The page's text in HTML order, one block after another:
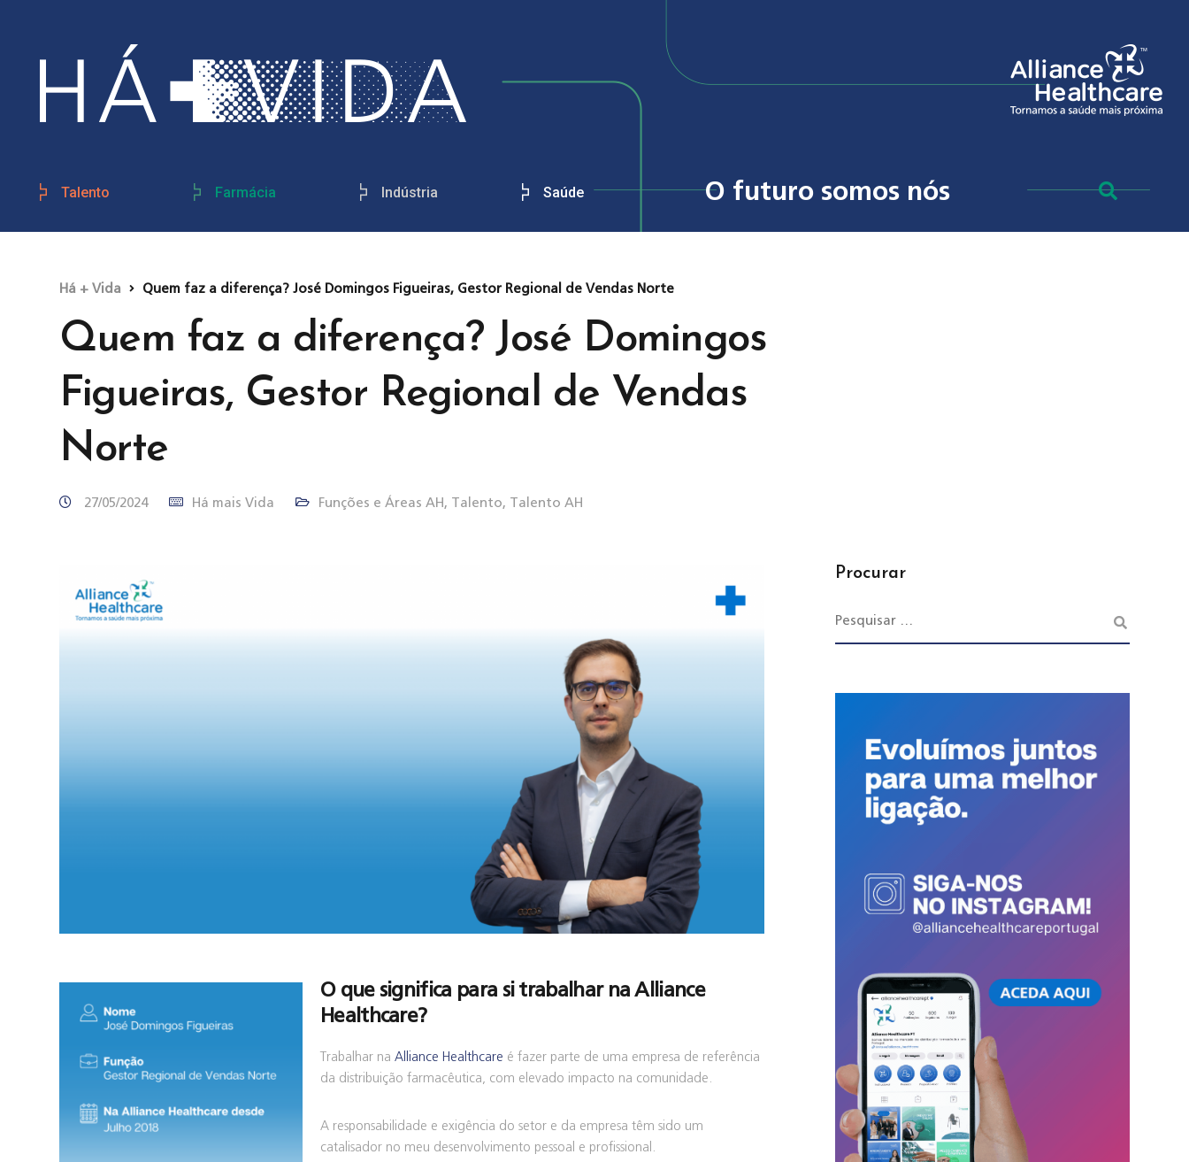
Talento Farmácia Indústria Saúde O futuro somos nós
Há + Vida Quem faz a diferença? José Domingos Figueiras, Gestor Regional de Vendas Norte
Quem faz a diferença? José Domingos
Figueiras, Gestor Regional de Vendas
Norte
27/05/2024 Há mais Vida Funções e Áreas AH , Talento, Talento AH
O que significa para si trabalhar na Alliance
Healthcare?
Trabalhar na Alliance Healthcare é fazer parte de uma empresa de referência
da distribuição farmacêutica, com elevado impacto na comunidade.
A responsabilidade e exigência do setor e da empresa têm sido um
catalisador no meu desenvolvimento pessoal e profissional.
Procurar